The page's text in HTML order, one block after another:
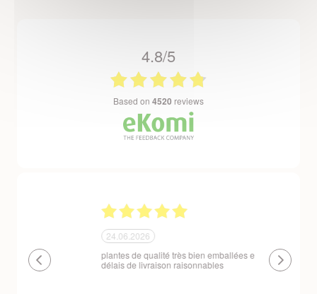
4.8/5
based on 4520 reviews
24.06.2026
plantes de qualité très bien emballées et
délais de livraison raisonnables
Un site que
réserve. La
livraison